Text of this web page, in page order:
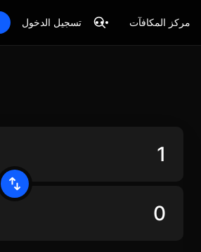
مركز المكافآت تسجيل الدخول